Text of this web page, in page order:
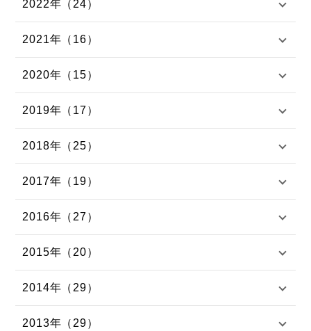
2022年（24）
2021年（16）
2020年（15）
2019年（17）
2018年（25）
2017年（19）
2016年（27）
2015年（20）
2014年（29）
2013年（29）